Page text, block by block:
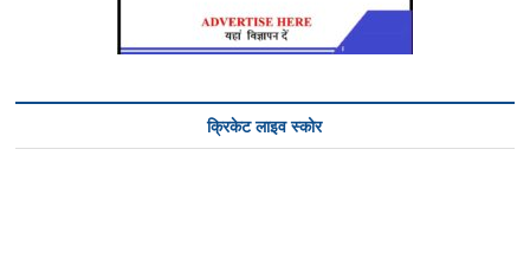
क्रिकेट लाइव स्कोर